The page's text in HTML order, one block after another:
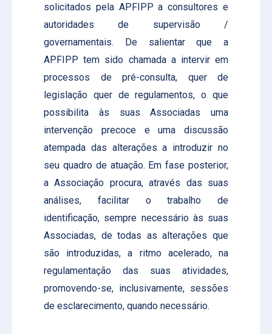
solicitados pela APFIPP a consultores e
autoridades de supervisão /
governamentais. De salientar que a
APFIPP tem sido chamada a intervir em
processos de pré-consulta, quer de
legislação quer de regulamentos, o que
possibilita às suas Associadas uma
intervenção precoce e uma discussão
atempada das alterações a introduzir no
seu quadro de atuação. Em fase posterior,
a Associação procura, através das suas
análises, facilitar o trabalho de
identificação, sempre necessário às suas
Associadas, de todas as alterações que
são introduzidas, a ritmo acelerado, na
regulamentação das suas atividades,
promovendo-se, inclusivamente, sessões
de esclarecimento, quando necessário.